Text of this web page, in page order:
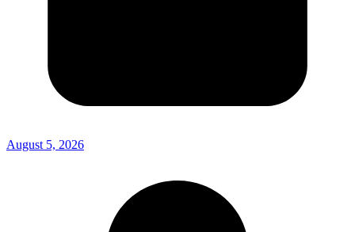
August 5, 2026